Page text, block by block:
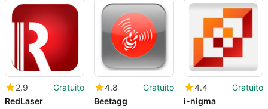
de The One Mobile
LTD.
iPhone
2.9
Gratuito
RedLaser
4.8
Gratuito
Beetagg
4.4
Gratuito
i-nigma